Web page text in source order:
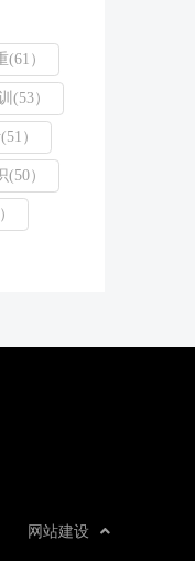
(61）
(53）
）
(50）
网站建设